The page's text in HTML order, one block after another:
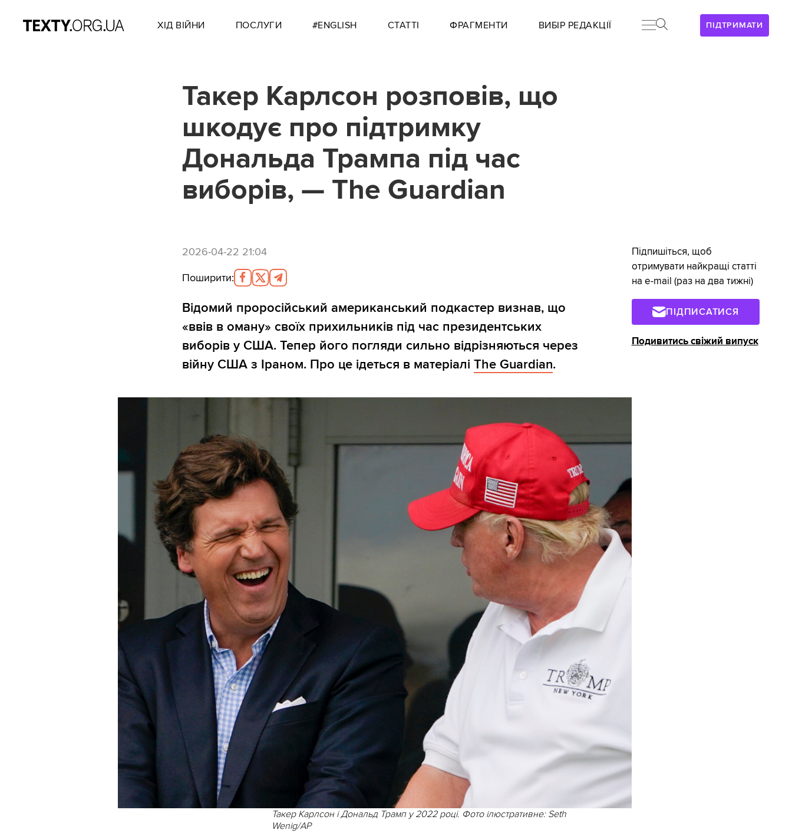
ПІДТРИМАТИ
ХІД ВІЙНИ ПОСЛУГИ #ENGLISH СТАТТІ ФРАГМЕНТИ ВИБІР РЕДАКЦІЇ
Такер Карлсон розповів, що
шкодує про підтримку
Дональда Трампа під час
виборів, — The Guardian
2026-04-22 21:04
Поширити:
Відомий проросійський американський подкастер визнав, що
«ввів в оману» своїх прихильників під час президентських
виборів у США. Тепер його погляди сильно відрізняються через
війну США з Іраном. Про це ідеться в матеріалі The Guardian.
Такер Карлсон і Дональд Трамп у 2022 році. Фото ілюстративне: Seth
Wenig/AP
Підпишіться, щоб
отримувати найкращі статті
на e-mail (раз на два тижні)
ПІДПИСАТИСЯ
Подивитись свіжий випуск